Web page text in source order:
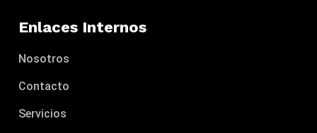
Enlaces Internos
Nosotros
Contacto
Servicios